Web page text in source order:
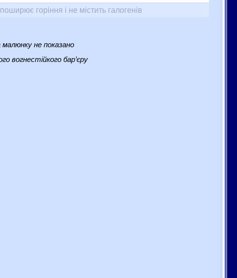
горіння і не містить галогенів
не показано
вогнестійкого бар’єру